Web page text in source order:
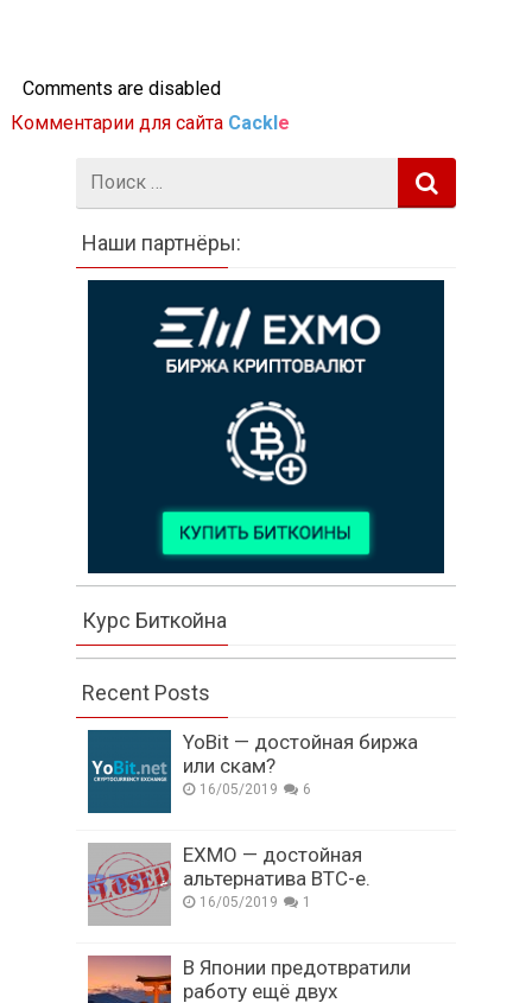
Comments are disabled
Комментарии для сайта Cackle
Наши партнёры:
Курс Биткойна
Recent Posts
YoBit — достойная биржа
или скам?
16/05/2019 6
EXMO — достойная
альтернатива BTC-e.
16/05/2019 1
В Японии предотвратили
работу ещё двух